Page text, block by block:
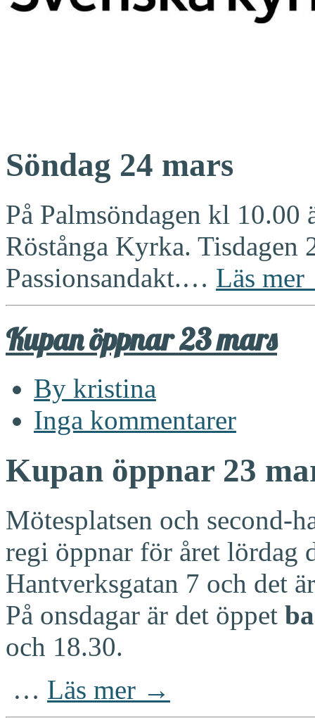
Söndag 24 mars
På Palmsöndagen kl
Röstånga Kyrka. Tisdagen
Passionsandakt.… Läs
Kupan öppnar 23 mars
By kristina
Inga kommentarer
Kupan öppnar 23
Mötesplatsen och second-
regi öppnar för året lördag
Hantverksgatan 7 och det
På onsdagar är det öppet
och 18.30.
… Läs mer →